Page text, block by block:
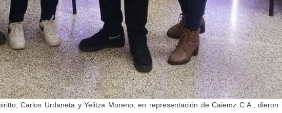
Carlos Urdaneta y Yelitza Moreno, en representación de Caiemz C.A., dieron